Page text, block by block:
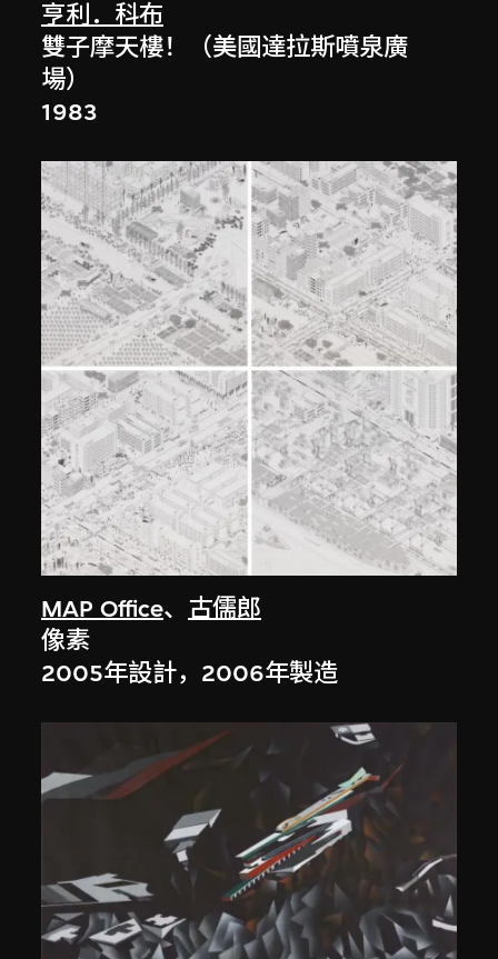
亨利．科布
雙子摩天樓！（美國達拉斯噴泉廣
場）
1983
MAP Office、 古儒郎
像素
2005年設計，2006年製造